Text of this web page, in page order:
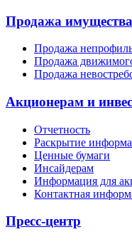
Продажа имущества
Продажа
Продажа
Продажа
Акционерам и
Отчетность
Раскрытие
Ценные бумаги
Инсайдерам
Информация для
Контактная
Пресс-центр